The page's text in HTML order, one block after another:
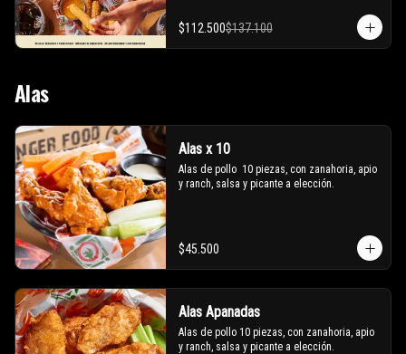
$112.500$137.100
Alas
Alas x 10
Alas de pollo  10 piezas, con zanahoria, apio
y ranch, salsa y picante a elección.
$45.500
Alas Apanadas
Alas de pollo 10 piezas, con zanahoria, apio
y ranch, salsa y picante a elección.